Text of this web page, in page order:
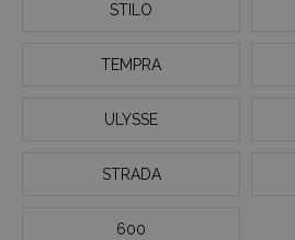
STILO
TEMPRA
ULYSSE
STRADA
600